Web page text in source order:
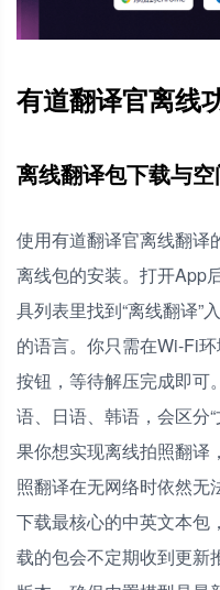
有道翻译官离线
离线翻译包下载与
使用有道翻译官离线翻译
离线包的安装。打开App
具列表里找到“离线翻译”
的语言。你只需在Wi-Fi
按钮，等待解压完成即可
语、日语、韩语，会区分“
果你想实现离线拍照翻译
照翻译在无网络时依然无
下载最核心的中英文本包
载的包会不定期收到更新